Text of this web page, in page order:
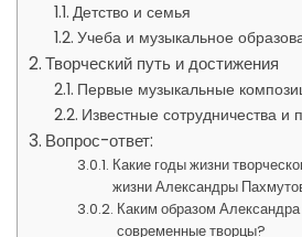
Детство и семья
Учеба и музыкальное
Творческий путь и достижения
Первые музыкальные
Известные сотрудничества и
Вопрос-ответ:
Какие годы жизни
жизни Александры
Каким образом
современные творцы?